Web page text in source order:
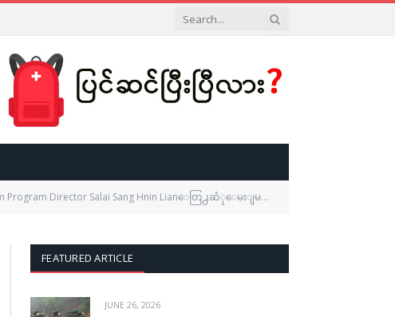
Salai Sang Hnin Lianေတြ႕ဆံုေမးျမန္းျခင္း – အပိုင္း (၂)
FEATURED ARTICLE
JUNE 26, 2026